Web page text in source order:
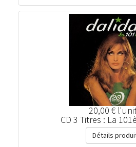
20,00 €
CD 3 Titres : La
Détails